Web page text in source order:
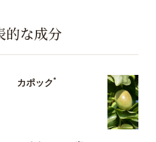
的な成分
カポック*